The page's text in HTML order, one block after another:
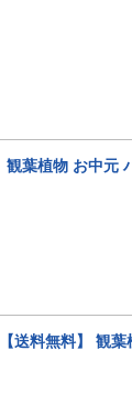
観葉植物 お中
送料無料】 観